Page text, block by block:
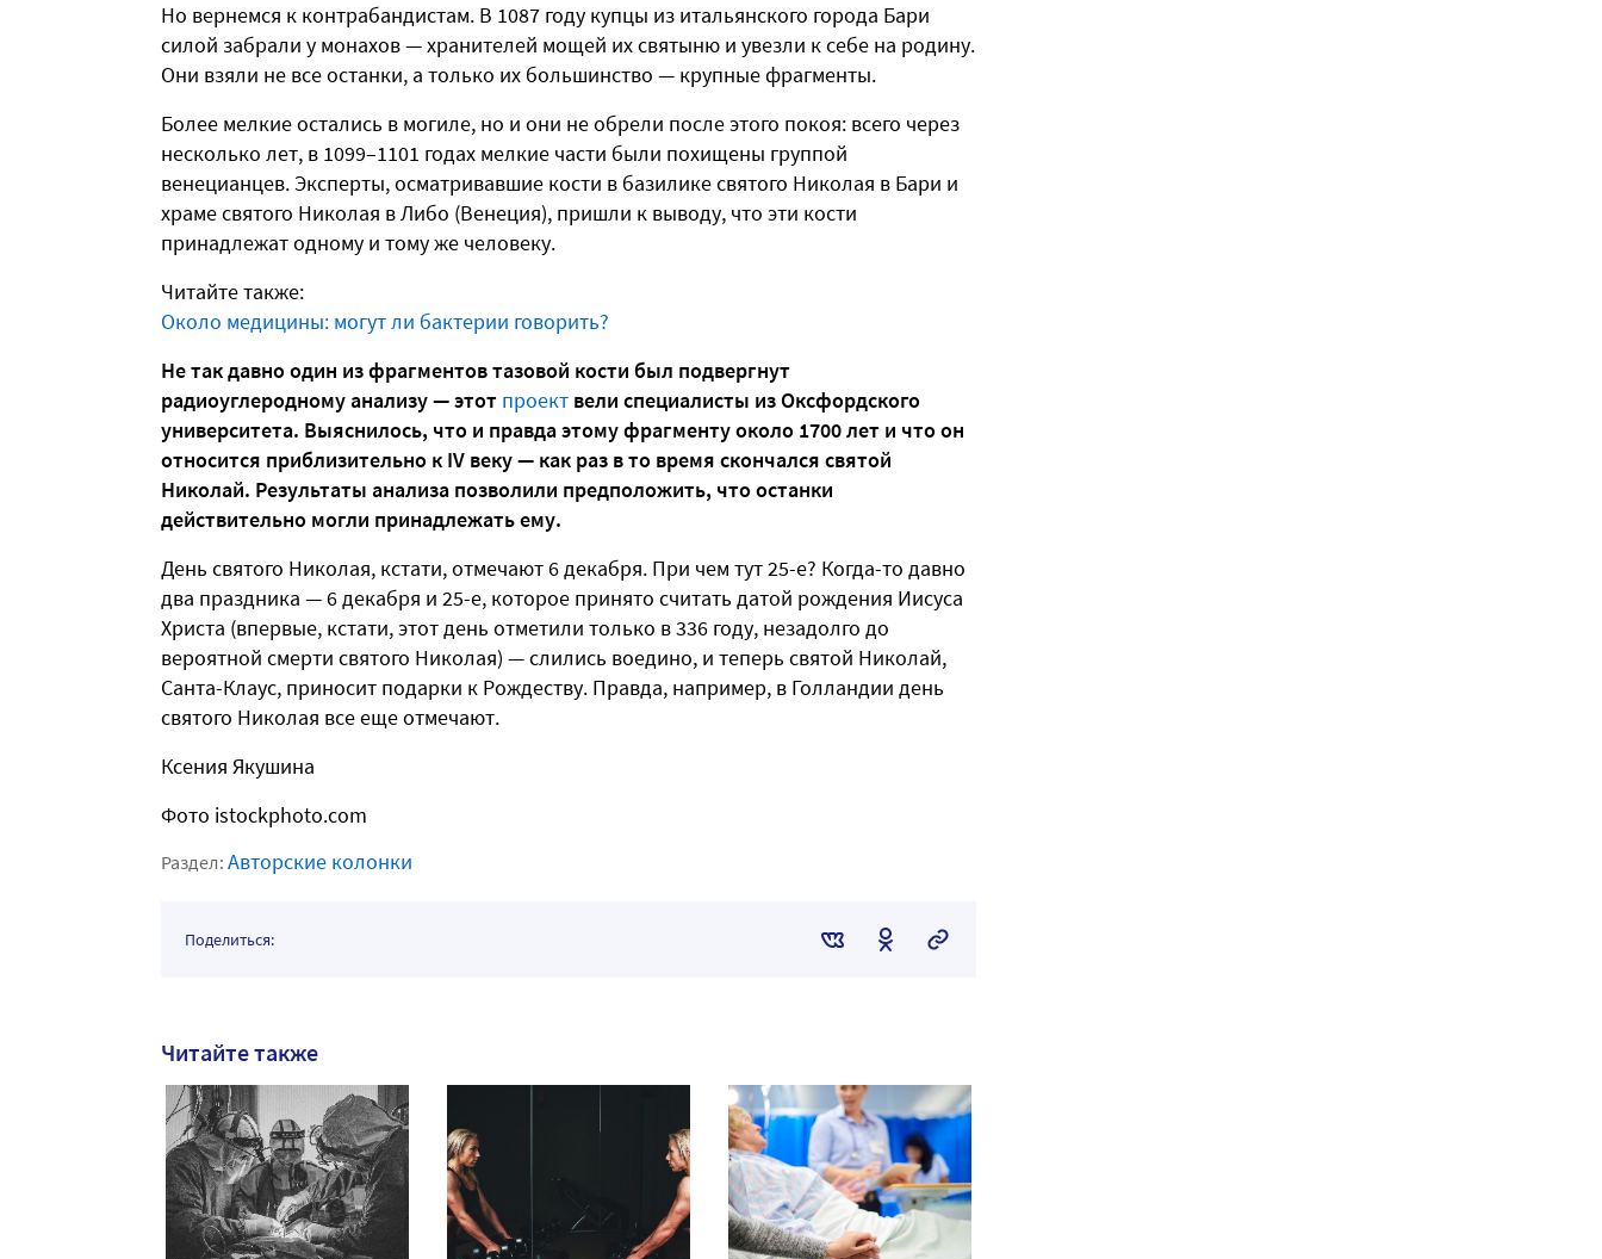
Но вернемся к контрабандистам. В 1087 году купцы из итальянского города Бари
силой забрали у монахов — хранителей мощей их святыню и увезли к себе на родину.
Они взяли не все останки, а только их большинство — крупные фрагменты.
Более мелкие остались в могиле, но и они не обрели после этого покоя: всего через
несколько лет, в 1099–1101 годах мелкие части были похищены группой
венецианцев. Эксперты, осматривавшие кости в базилике святого Николая в Бари и
храме святого Николая в Либо (Венеция), пришли к выводу, что эти кости
принадлежат одному и тому же человеку.
Читайте также:
Около медицины: могут ли бактерии говорить?
Не так давно один из фрагментов тазовой кости был подвергнут
радиоуглеродному анализу — этот проект вели специалисты из Оксфордского
университета. Выяснилось, что и правда этому фрагменту около 1700 лет и что он
относится приблизительно к IV веку — как раз в то время скончался святой
Николай. Результаты анализа позволили предположить, что останки
действительно могли принадлежать ему.
День святого Николая, кстати, отмечают 6 декабря. При чем тут 25-е? Когда-то давно
два праздника — 6 декабря и 25-е, которое принято считать датой рождения Иисуса
Христа (впервые, кстати, этот день отметили только в 336 году, незадолго до
вероятной смерти святого Николая) — слились воедино, и теперь святой Николай,
Санта-Клаус, приносит подарки к Рождеству. Правда, например, в Голландии день
святого Николая все еще отмечают.
Ксения Якушина
Фото istockphoto.com
Раздел: Авторские колонки
Поделиться:
Читайте также